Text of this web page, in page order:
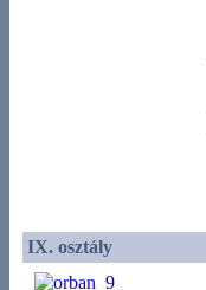
IX. osztály